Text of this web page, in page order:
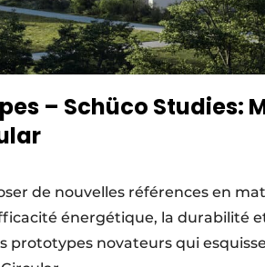
– Schüco Studies:
de nouvelles références en
énergétique, la durabilité
prototypes novateurs qui